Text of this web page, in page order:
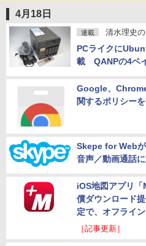
4月18日
連載 清水理史の
PCライクに
載 QANPの4ベ
Google、
関するポリシー
Skepe for Web
音声／動画通話
iOS地図アプリ
償ダウンロード
定で、オフライ
［記事更新］